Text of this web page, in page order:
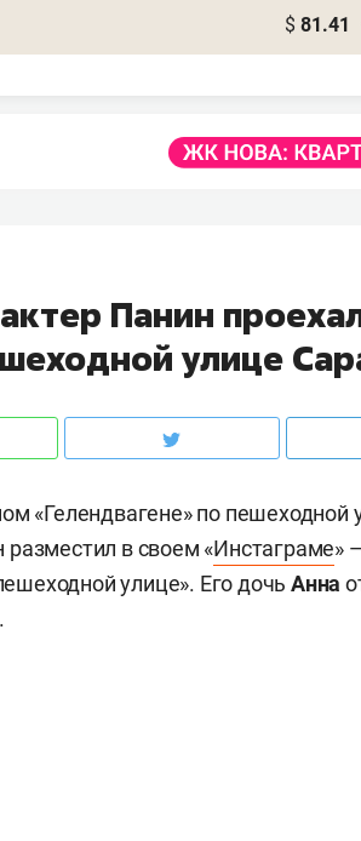
$ 81.41
Панин
улице
«Гелендвагене» по пешеходной
в своем «Инстаграме»
улице». Его дочь Анна